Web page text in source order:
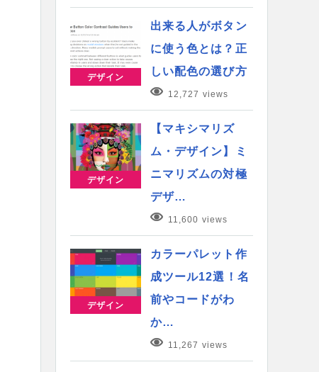
デザイン
出来る人がボタン
に使う色とは？正
しい配色の選び方
12,727 views
デザイン
【マキシマリズ
ム・デザイン】ミ
ニマリズムの対極
デザ…
11,600 views
デザイン
カラーパレット作
成ツール12選！名
前やコードがわ
か…
11,267 views